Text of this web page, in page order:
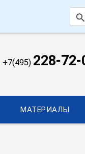
search
+7(495) 228-72-
МАТЕРИАЛЫ